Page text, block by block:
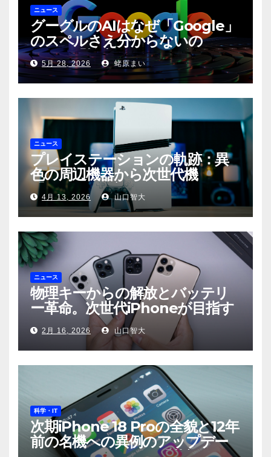
ニュース
グーグルのAIはなぜ「Google」
のスペルさえ分からないの
か？〜「検索」から「回答」への
転換と、その裏側に潜む滑稽な現
実〜
5月 28, 2026 蛯原まい
ニュース
プレイステーションの軌跡：異
色の周辺機器から次世代機
「PS6」の展望まで
4月 13, 2026 山口智大
ニュース
物理キーからの解放とバッテリ
ー革命。次世代iPhoneが目指す
もの
2月 16, 2026 山口智大
科学・IT
次期iPhone 18 Proの全貌と12年
前の名機への異例のアップデー